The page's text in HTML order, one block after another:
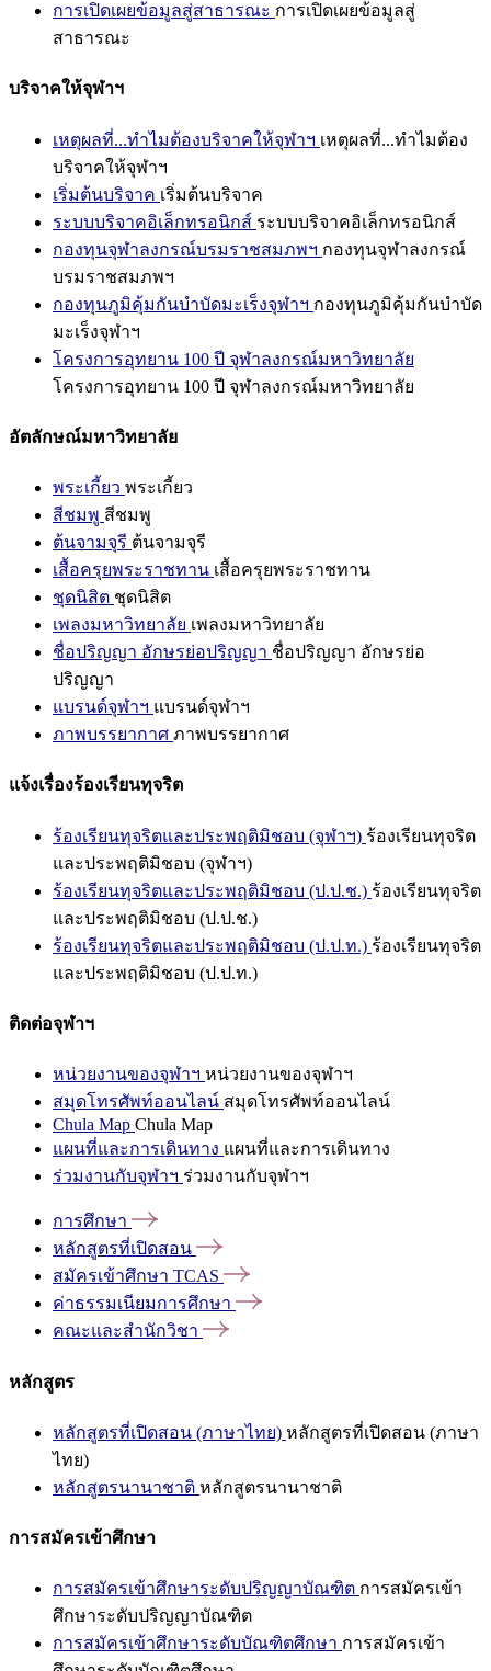
การเปิดเผยข้อมูลสู่สาธารณะ การเปิดเผยข้อมูลสู่
สาธารณะ
บริจาคให้จุฬาฯ
เหตุผลที่...ทำไมต้องบริจาคให้จุฬาฯ เหตุผลที่...ทำไมต้อง
บริจาคให้จุฬาฯ
เริ่มต้นบริจาค เริ่มต้นบริจาค
ระบบบริจาคอิเล็กทรอนิกส์ ระบบบริจาคอิเล็กทรอนิกส์
กองทุนจุฬาลงกรณ์บรมราชสมภพฯ กองทุนจุฬาลงกรณ์
บรมราชสมภพฯ
กองทุนภูมิคุ้มกันบำบัดมะเร็งจุฬาฯ กองทุนภูมิคุ้มกันบำบัด
มะเร็งจุฬาฯ
โครงการอุทยาน 100 ปี จุฬาลงกรณ์มหาวิทยาลัย
โครงการอุทยาน 100 ปี จุฬาลงกรณ์มหาวิทยาลัย
อัตลักษณ์มหาวิทยาลัย
พระเกี้ยว พระเกี้ยว
สีชมพู สีชมพู
ต้นจามจุรี ต้นจามจุรี
เสื้อครุยพระราชทาน เสื้อครุยพระราชทาน
ชุดนิสิต ชุดนิสิต
เพลงมหาวิทยาลัย เพลงมหาวิทยาลัย
ชื่อปริญญา อักษรย่อปริญญา ชื่อปริญญา อักษรย่อ
ปริญญา
แบรนด์จุฬาฯ แบรนด์จุฬาฯ
ภาพบรรยากาศ ภาพบรรยากาศ
แจ้งเรื่องร้องเรียนทุจริต
ร้องเรียนทุจริตและประพฤติมิชอบ (จุฬาฯ) ร้องเรียนทุจริต
และประพฤติมิชอบ (จุฬาฯ)
ร้องเรียนทุจริตและประพฤติมิชอบ (ป.ป.ช.) ร้องเรียนทุจริต
และประพฤติมิชอบ (ป.ป.ช.)
ร้องเรียนทุจริตและประพฤติมิชอบ (ป.ป.ท.) ร้องเรียนทุจริต
และประพฤติมิชอบ (ป.ป.ท.)
ติดต่อจุฬาฯ
หน่วยงานของจุฬาฯ หน่วยงานของจุฬาฯ
สมุดโทรศัพท์ออนไลน์ สมุดโทรศัพท์ออนไลน์
Chula Map Chula Map
แผนที่และการเดินทาง แผนที่และการเดินทาง
ร่วมงานกับจุฬาฯ ร่วมงานกับจุฬาฯ
การศึกษา
หลักสูตรที่เปิดสอน
สมัครเข้าศึกษา TCAS
ค่าธรรมเนียมการศึกษา
คณะและสำนักวิชา
หลักสูตร
หลักสูตรที่เปิดสอน (ภาษาไทย) หลักสูตรที่เปิดสอน (ภาษา
ไทย)
หลักสูตรนานาชาติ หลักสูตรนานาชาติ
การสมัครเข้าศึกษา
การสมัครเข้าศึกษาระดับปริญญาบัณฑิต การสมัครเข้า
ศึกษาระดับปริญญาบัณฑิต
การสมัครเข้าศึกษาระดับบัณฑิตศึกษา การสมัครเข้า